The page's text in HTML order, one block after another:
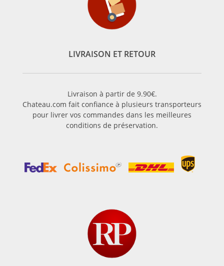
LIVRAISON ET RETOUR
Livraison à partir de 9.90€.
Chateau.com fait confiance à plusieurs transporteurs
pour livrer vos commandes dans les meilleures
conditions de préservation.